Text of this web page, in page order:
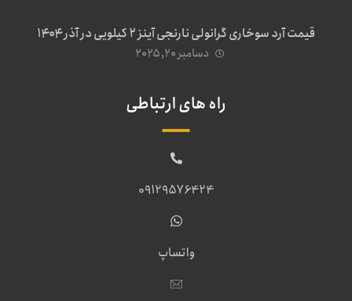
قیمت آرد سوخاری گرانولی نارنجی آینز ۲ کیلویی در آذر ۱۴۰۴
دسامبر ۲۰, ۲۰۲۵
راه های ارتباطی
09129576424
واتساپ